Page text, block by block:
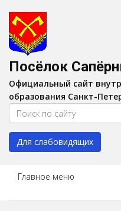
Цвет:
Посёлок
Официальный сайт
образования Санкт-
Для слабовидящих
Главное меню